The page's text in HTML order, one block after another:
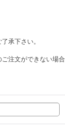
承下さい。
文ができない場